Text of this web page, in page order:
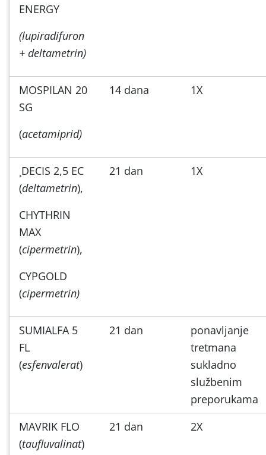
ENERGY
(lupiradifuron
+ deltametrin)
MOSPILAN 20
SG
(acetamiprid)
14 dana 1X
¸DECIS 2,5 EC
(deltametrin),
CHYTHRIN
MAX
(cipermetrin),
CYPGOLD
(cipermetrin)
21 dan 1X
SUMIALFA 5
FL
(esfenvalerat)
21 dan
ponavljanje
tretmana
sukladno
službenim
preporukama
MAVRIK FLO
(taufluvalinat)
21 dan 2X